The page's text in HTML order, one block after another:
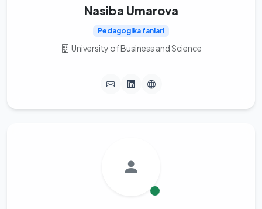
Nasiba Umarova
Pedagogika fanlari
University of Business and Science